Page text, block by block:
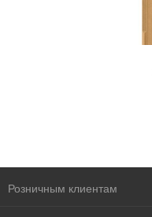
Розничным клиентам